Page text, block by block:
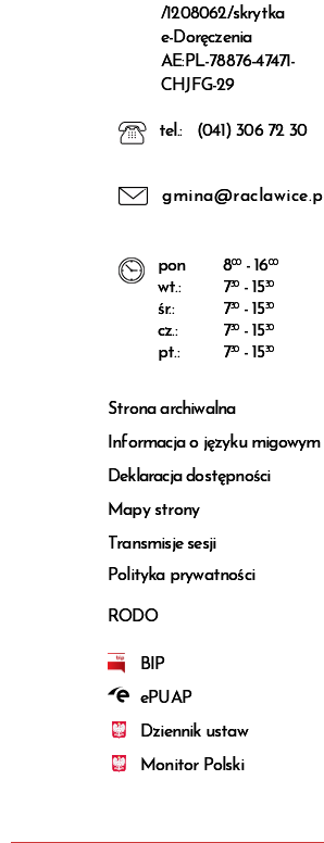
/1208062/skrytka
e-Doręczenia
AE:PL-78876-47471-
CHJFG-29
tel.: (041) 306 72 30
gmina@raclawice.pl
pon 800- 1600
wt.: 730- 1530
śr.: 730- 1530
cz.: 730- 1530
pt.: 730- 1530
Strona archiwalna
Informacja o języku migowym
Deklaracja dostępności
Mapy strony
Transmisje sesji
Polityka prywatności
RODO
BIP
ePUAP
Dziennik ustaw
Monitor Polski